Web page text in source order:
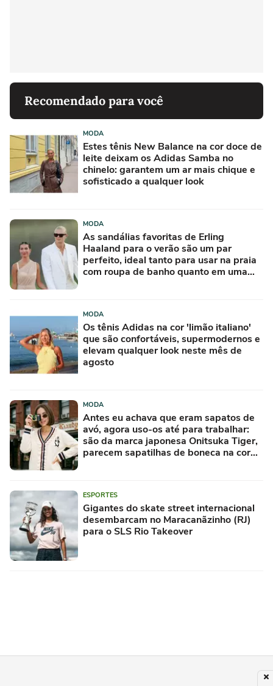
Recomendado para você
MODA
Estes tênis New Balance na cor doce de
leite deixam os Adidas Samba no
chinelo: garantem um ar mais chique e
sofisticado a qualquer look
MODA
As sandálias favoritas de Erling
Haaland para o verão são um par
perfeito, ideal tanto para usar na praia
com roupa de banho quanto em uma
MODA
Os tênis Adidas na cor 'limão italiano'
que são confortáveis, supermodernos e
elevam qualquer look neste mês de
agosto
MODA
Antes eu achava que eram sapatos de
avó, agora uso-os até para trabalhar:
são da marca japonesa Onitsuka Tiger,
parecem sapatilhas de boneca na cor
ESPORTES
Gigantes do skate street internacional
desembarcam no Maracanãzinho (RJ)
para o SLS Rio Takeover